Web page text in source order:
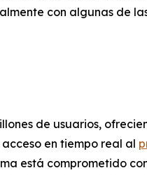
con algunas de
de usuarios,
en tiempo real al
está comprometido